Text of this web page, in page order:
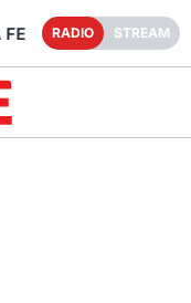
FE RADIO STREAM